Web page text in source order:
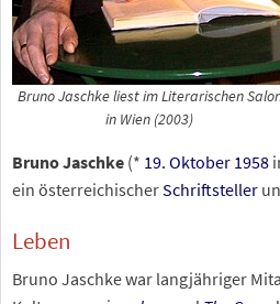
Bruno Jaschke liest im Literarischen
in Wien (2003)
Bruno Jaschke (* 19. Oktober 1958
ein österreichischerSchriftsteller
Leben
Bruno Jaschke war langjähriger